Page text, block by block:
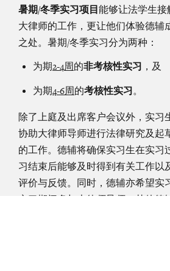
暑期/冬季实习项目能够让法学生接
大律师的工作，更让他们体验德辅
之处。暑期/冬季实习分为两种：
为期2-4周的非考核性实习 ，及
为期4-6周的考核性实习。
除了上庭及出席客户会议外，实习
协助大律师导师进行法律研究及起
的工作。德辅将确保实习生在实习
习结束后能够及时得到有关工作以
评价与反馈。同时，德辅亦希望实
实习期间多与大律师导师、其他德